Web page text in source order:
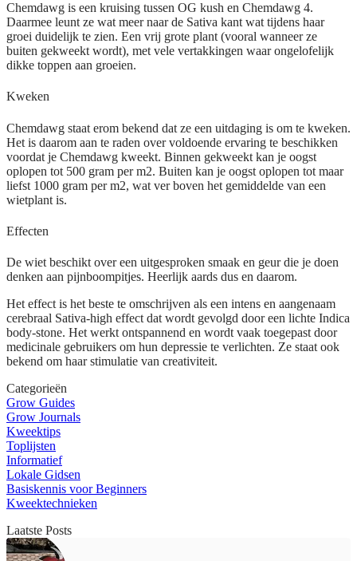
Chemdawg is een kruising tussen OG kush en Chemdawg 4.
Daarmee leunt ze wat meer naar de Sativa kant wat tijdens haar
groei duidelijk te zien. Een vrij grote plant (vooral wanneer ze
buiten gekweekt wordt), met vele vertakkingen waar ongelofelijk
dikke toppen aan groeien.
Kweken
Chemdawg staat erom bekend dat ze een uitdaging is om te kweken.
Het is daarom aan te raden over voldoende ervaring te beschikken
voordat je Chemdawg kweekt. Binnen gekweekt kan je oogst
oplopen tot 500 gram per m2. Buiten kan je oogst oplopen tot maar
liefst 1000 gram per m2, wat ver boven het gemiddelde van een
wietplant is.
Effecten
De wiet beschikt over een uitgesproken smaak en geur die je doen
denken aan pijnboompitjes. Heerlijk aards dus en daarom.
Het effect is het beste te omschrijven als een intens en aangenaam
cerebraal Sativa-high effect dat wordt gevolgd door een lichte Indica
body-stone. Het werkt ontspannend en wordt vaak toegepast door
medicinale gebruikers om hun depressie te verlichten. Ze staat ook
bekend om haar stimulatie van creativiteit.
Categorieën
Grow Guides
Grow Journals
Kweektips
Toplijsten
Informatief
Lokale Gidsen
Basiskennis voor Beginners
Kweektechnieken
Laatste Posts